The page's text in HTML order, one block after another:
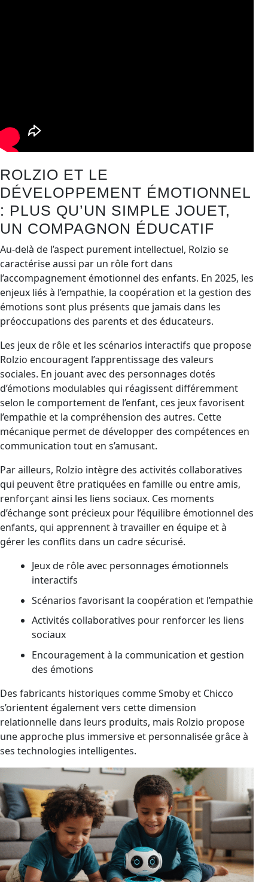
ROLZIO ET LE
DÉVELOPPEMENT ÉMOTIONNEL
: PLUS QU’UN SIMPLE JOUET,
UN COMPAGNON ÉDUCATIF
Au-delà de l’aspect purement intellectuel, Rolzio se
caractérise aussi par un rôle fort dans
l’accompagnement émotionnel des enfants. En 2025, les
enjeux liés à l’empathie, la coopération et la gestion des
émotions sont plus présents que jamais dans les
préoccupations des parents et des éducateurs.
Les jeux de rôle et les scénarios interactifs que propose
Rolzio encouragent l’apprentissage des valeurs
sociales. En jouant avec des personnages dotés
d’émotions modulables qui réagissent différemment
selon le comportement de l’enfant, ces jeux favorisent
l’empathie et la compréhension des autres. Cette
mécanique permet de développer des compétences en
communication tout en s’amusant.
Par ailleurs, Rolzio intègre des activités collaboratives
qui peuvent être pratiquées en famille ou entre amis,
renforçant ainsi les liens sociaux. Ces moments
d’échange sont précieux pour l’équilibre émotionnel des
enfants, qui apprennent à travailler en équipe et à
gérer les conflits dans un cadre sécurisé.
Jeux de rôle avec personnages émotionnels
interactifs
Scénarios favorisant la coopération et l’empathie
Activités collaboratives pour renforcer les liens
sociaux
Encouragement à la communication et gestion
des émotions
Des fabricants historiques comme Smoby et Chicco
s’orientent également vers cette dimension
relationnelle dans leurs produits, mais Rolzio propose
une approche plus immersive et personnalisée grâce à
ses technologies intelligentes.